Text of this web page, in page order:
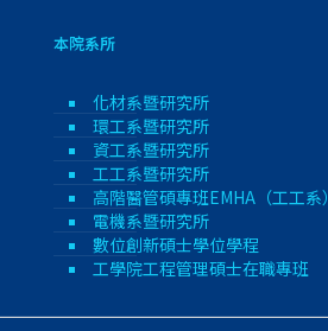
本院系所
化材系暨研究所
環工系暨研究所
資工系暨研究所
工工系暨研究所
高階醫管碩專班EMHA（工工系）
電機系暨研究所
數位創新碩士學位學程
工學院工程管理碩士在職專班